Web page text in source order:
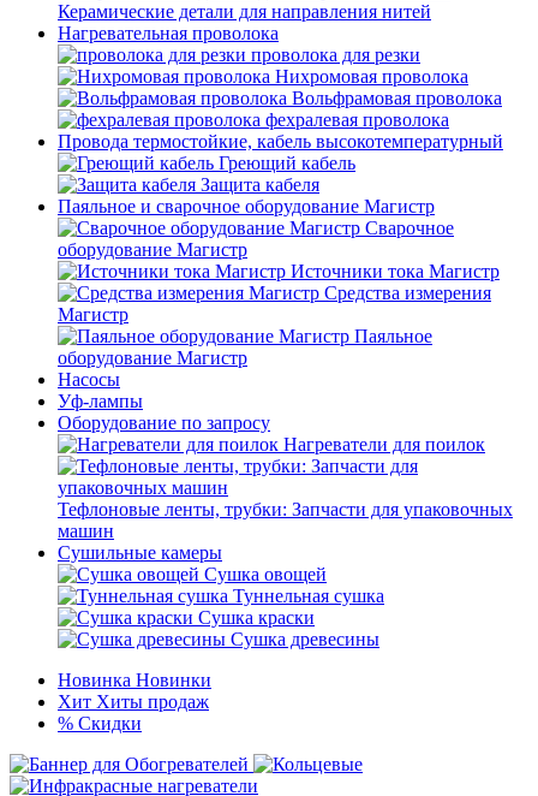
Керамические детали для направления нитей
Нагревательная проволока
проволока для резки
Нихромовая проволока
Вольфрамовая проволока
фехралевая проволока
Провода термостойкие, кабель высокотемпературный
Греющий кабель
Защита кабеля
Паяльное и сварочное оборудование Магистр
Сварочное
оборудование Магистр
Источники тока Магистр
Средства измерения
Магистр
Паяльное
оборудование Магистр
Насосы
Уф-лампы
Оборудование по запросу
Нагреватели для поилок
Тефлоновые ленты, трубки: Запчасти для упаковочных
машин
Сушильные камеры
Сушка овощей
Туннельная сушка
Сушка краски
Сушка древесины
Новинка Новинки
Хит Хиты продаж
% Скидки